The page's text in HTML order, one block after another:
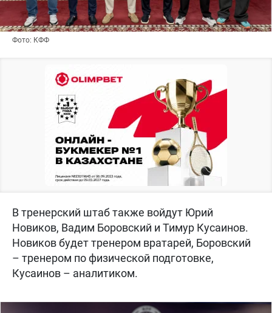
Фото: КФФ
В тренерский штаб также войдут Юрий
Новиков, Вадим Боровский и Тимур Кусаинов.
Новиков будет тренером вратарей, Боровский
– тренером по физической подготовке,
Кусаинов – аналитиком.